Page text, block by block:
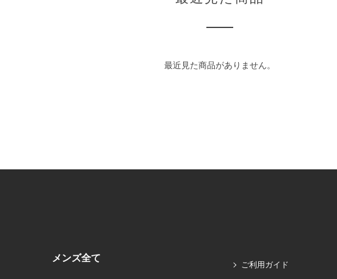
最近見た商品がありません。
メンズ全て
ご利用ガイド